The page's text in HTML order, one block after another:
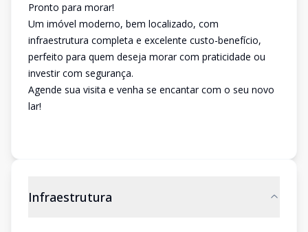
Pronto para morar!
Um imóvel moderno, bem localizado, com
infraestrutura completa e excelente custo-benefício,
perfeito para quem deseja morar com praticidade ou
investir com segurança.
Agende sua visita e venha se encantar com o seu novo
lar!
Infraestrutura